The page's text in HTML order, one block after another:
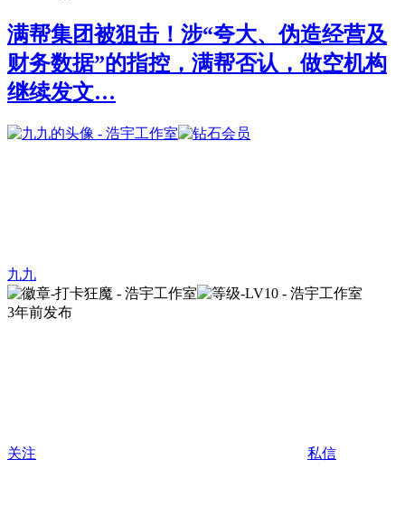
满帮集团被狙击！涉“夸大、伪造经营及
财务数据”的指控，满帮否认，做空机构
继续发文…
九九
3年前发布
关注 私信